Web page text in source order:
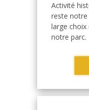
Activité
reste notre
large choix
notre parc.